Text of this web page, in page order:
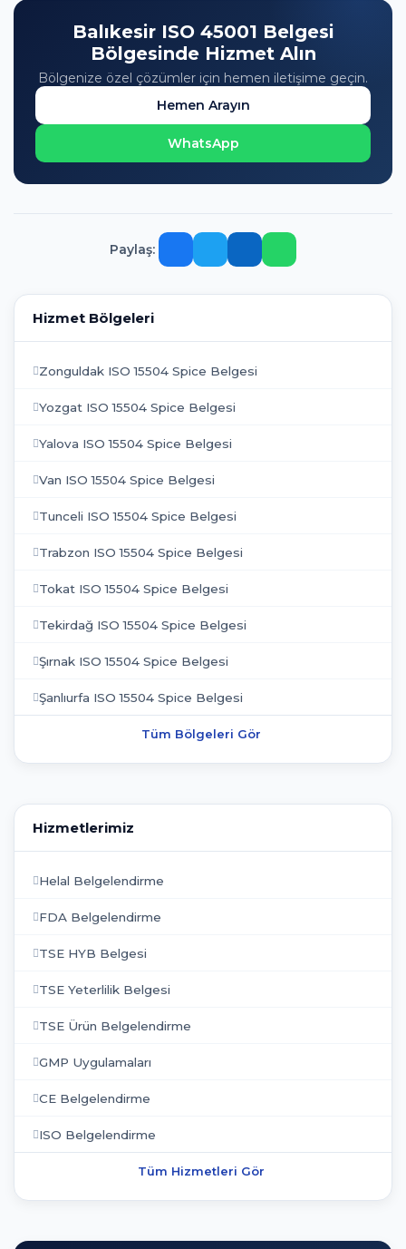
Balıkesir ISO 45001 Belgesi
Bölgesinde Hizmet Alın
Bölgenize özel çözümler için hemen iletişime geçin.
Hemen Arayın
WhatsApp
Paylaş:
Hizmet Bölgeleri
Zonguldak ISO 15504 Spice Belgesi
Yozgat ISO 15504 Spice Belgesi
Yalova ISO 15504 Spice Belgesi
Van ISO 15504 Spice Belgesi
Tunceli ISO 15504 Spice Belgesi
Trabzon ISO 15504 Spice Belgesi
Tokat ISO 15504 Spice Belgesi
Tekirdağ ISO 15504 Spice Belgesi
Şırnak ISO 15504 Spice Belgesi
Şanlıurfa ISO 15504 Spice Belgesi
Tüm Bölgeleri Gör
Hizmetlerimiz
Helal Belgelendirme
FDA Belgelendirme
TSE HYB Belgesi
TSE Yeterlilik Belgesi
TSE Ürün Belgelendirme
GMP Uygulamaları
CE Belgelendirme
ISO Belgelendirme
Tüm Hizmetleri Gör